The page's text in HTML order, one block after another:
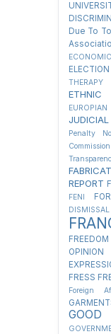
Due To
ECONOMIC
ELECTION
ETHNIC
EUROPIAN
Penalty
Commission
REPORT
FENI
DISMISSAL
OPINION
FRESS
Foreign
GOOD